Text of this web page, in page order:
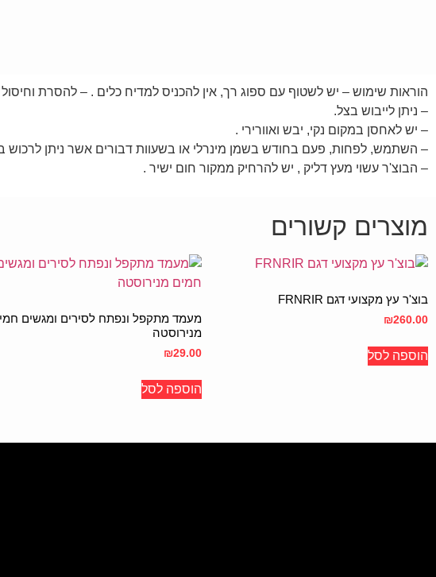
הוראות שימוש – יש לשטוף עם ספוג רך, אין להכניס למדיח כלים . – להסרת
– ניתן לייבוש בצל.
– יש לאחסן במקום נקי, יבש ואוורירי .
– השתמש, לפחות, פעם בחודש בשמן מינרלי או בשעוות דבורים אשר ניתן לרכוש
– הבוצ'ר עשוי מעץ דליק , יש להרחיק ממקור חום ישיר .
מוצרים קשורים
בוצ'ר עץ מקצועי דגם FRNRIR
₪260.00
הוספה לסל
מעמד מתקפל ונפתח לסירים ומגשים
מנירוסטה
₪29.00
הוספה לסל